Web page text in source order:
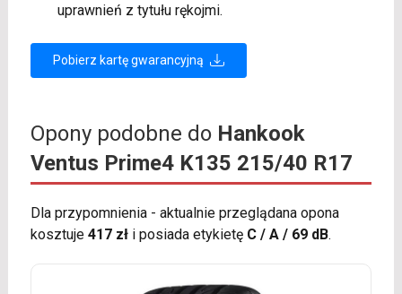
uprawnień z tytułu rękojmi.
Pobierz kartę gwarancyjną
Opony podobne do Hankook
Ventus Prime4 K135 215/40 R17
Dla przypomnienia - aktualnie przeglądana opona
kosztuje 417 złi posiada etykietę C / A / 69 dB.